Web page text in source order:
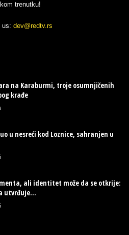
trenutku!
us: dev@redtv.rs
na Karaburmi, troje osumnjičenih
krađe
u nesreći kod Loznice, sahranjen u
ali identitet može da se otkrije:
utvrđuje...